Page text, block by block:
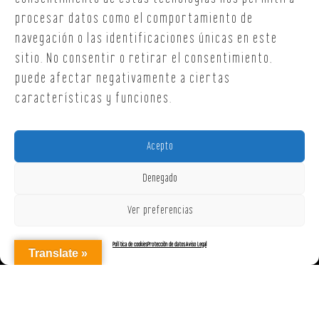
procesar datos como el comportamiento de
navegación o las identificaciones únicas en este
sitio. No consentir o retirar el consentimiento,
puede afectar negativamente a ciertas
características y funciones.
Acepto
Denegado
Ver preferencias
Política de cookiesProtección de datosAviso Legal
Translate »